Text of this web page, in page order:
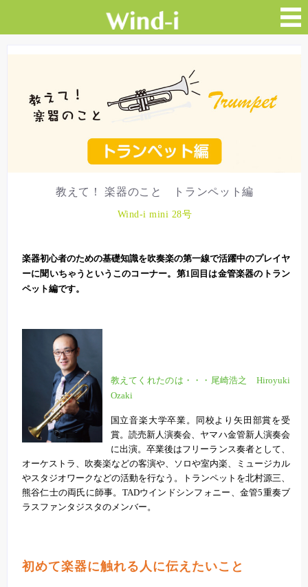
教えて！ 楽器のこと トランペット編
Wind-i mini 28号
楽器初心者のための基礎知識を吹奏楽の第一線で活躍中のプレイヤ
ーに聞いちゃうというこのコーナー。第1回目は金管楽器のトラン
ペット編です。
教えてくれたのは・・・尾崎浩之 Hiroyuki
Ozaki
国立音楽大学卒業。同校より矢田部賞を受
賞。読売新人演奏会、ヤマハ金管新人演奏会
に出演。卒業後はフリーランス奏者として、
オーケストラ、吹奏楽などの客演や、ソロや室内楽、ミュージカル
やスタジオワークなどの活動を行なう。トランペットを北村源三、
熊谷仁士の両氏に師事。TADウインドシンフォニー、金管5重奏ブ
ラスファンタジスタのメンバー。
初めて楽器に触れる人に伝えたいこと